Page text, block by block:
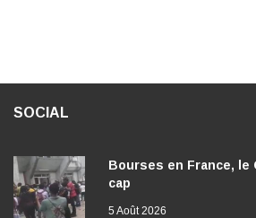
SOCIAL
Bourses en France, le
cap
5 Août 2026